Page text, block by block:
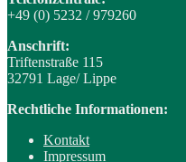
+49 (0) 5232 / 979260
Anschrift:
Triftenstraße 115
32791 Lage/ Lippe
Rechtliche Informationen:
Kontakt
Impressum